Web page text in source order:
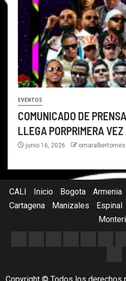
EVENTOS
COMUNICADO DE
LLEGA PORPRIMERA
junio 16, 2026
CALI Inicio Bogota Armenia
Cartagena
Manizales Espinal